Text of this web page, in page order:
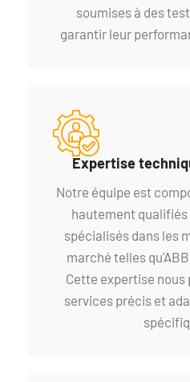
soumises à des
garantir leur
Expertise
Notre équipe est
hautement
spécialisés dans les
marché telles
Cette expertise
services précis et